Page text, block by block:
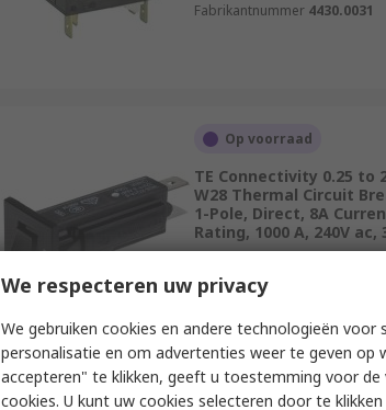
Fabrikantnummer 4430.0031
Op voorraad
TE Connectivity 0.25 to
W28 Thermal Circuit
1-Pole, Direct, 8A
Rating, 1000 A, 240V ac,
Fabrikantnummer
We respecteren uw privacy
We gebruiken cookies en andere technologieën voor
personalisatie en om advertenties weer te geven op
accepteren" te klikken, geeft u toestemming voor de
cookies. U kunt uw cookies selecteren door te